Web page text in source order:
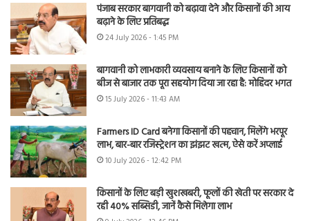
पंजाब सरकार बागवानी को बढ़ावा देने और किसानों की आय
बढ़ाने के लिए प्रतिबद्ध
24 July 2026 - 1:45 PM
बागवानी को लाभकारी व्यवसाय बनाने के लिए किसानों को
बीज से बाजार तक पूरा सहयोग दिया जा रहा है: मोहिंदर भगत
15 July 2026 - 11:43 AM
Farmers ID Card बनेगा किसानों की पहचान, मिलेंगे भरपूर
लाभ, बार-बार रजिस्ट्रेशन का झंझट खत्म, ऐसे करें अप्लाई
10 July 2026 - 12:42 PM
किसानों के लिए बड़ी खुशखबरी, फूलों की खेती पर सरकार दे
रही 40% सब्सिडी, जानें कैसे मिलेगा लाभ